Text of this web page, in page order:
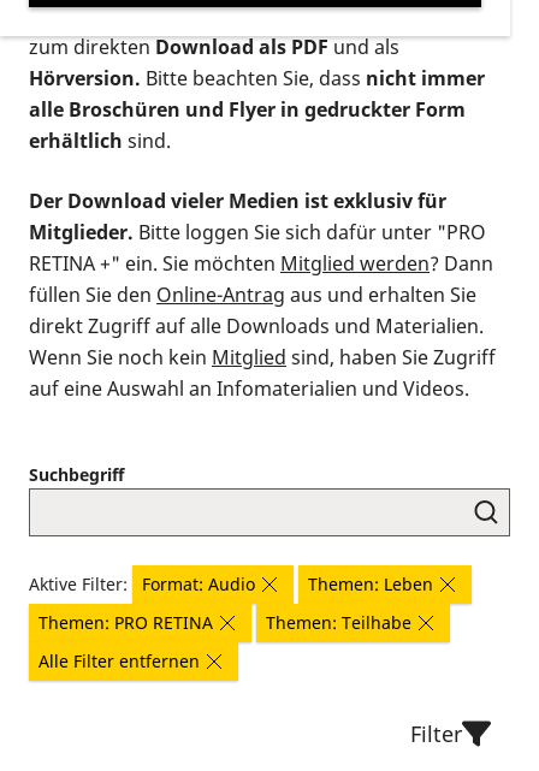
postalischen Bestellung als gedruckte Variante
zum direktenDownload als PDFund als
Hörversion. Bitte beachten Sie, dass nicht immer
alle Broschüren und Flyer in gedruckter Form
erhältlich sind.
Der Download vieler Medien ist exklusiv für
Mitglieder. Bitte loggen Sie sich dafür unter "PRO
RETINA +" ein. Sie möchten Mitglied werden? Dann
füllen Sie den Online-Antrag aus und erhalten Sie
direkt Zugriff auf alle Downloads und Materialien.
Wenn Sie noch kein Mitglied sind, haben Sie Zugriff
auf eine Auswahl an Infomaterialien und Videos.
Suchbegriff
Aktive Filter: Format: Audio
Themen: Leben
Themen: PRO RETINA
Themen: Teilhabe
Alle Filter entfernen
Filter